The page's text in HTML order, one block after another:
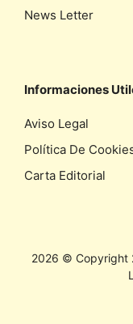
News Letter
Informaciones
Aviso Legal
Política De
Carta Editorial
2026 © Copyright